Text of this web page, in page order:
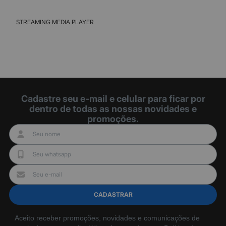
STREAMING MEDIA PLAYER
Cadastre seu e-mail e celular para ficar por
dentro de todas as nossas novidades e
promoções.
CADASTRAR
Aceito receber promoções, novidades e comunicações de